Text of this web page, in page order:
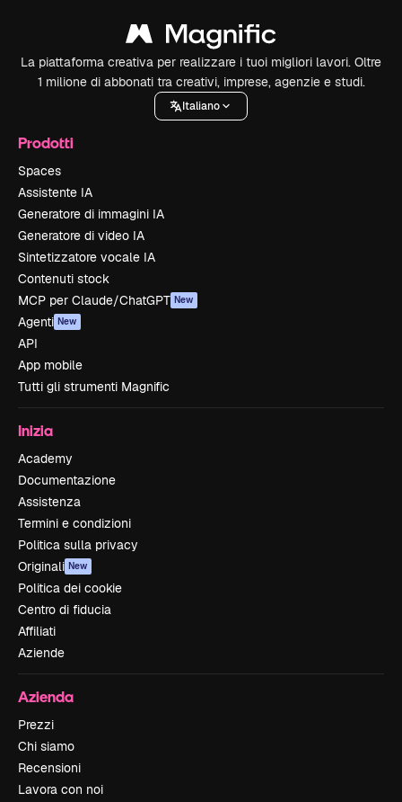
La piattaforma creativa per realizzare i tuoi migliori lavori. Oltre
1 milione di abbonati tra creativi, imprese, agenzie e studi.
Italiano
Prodotti
Spaces
Assistente IA
Generatore di immagini IA
Generatore di video IA
Sintetizzatore vocale IA
Contenuti stock
MCP per Claude/ChatGPT New
Agenti New
API
App mobile
Tutti gli strumenti Magnific
Inizia
Academy
Documentazione
Assistenza
Termini e condizioni
Politica sulla privacy
Originali New
Politica dei cookie
Centro di fiducia
Affiliati
Aziende
Azienda
Prezzi
Chi siamo
Recensioni
Lavora con noi